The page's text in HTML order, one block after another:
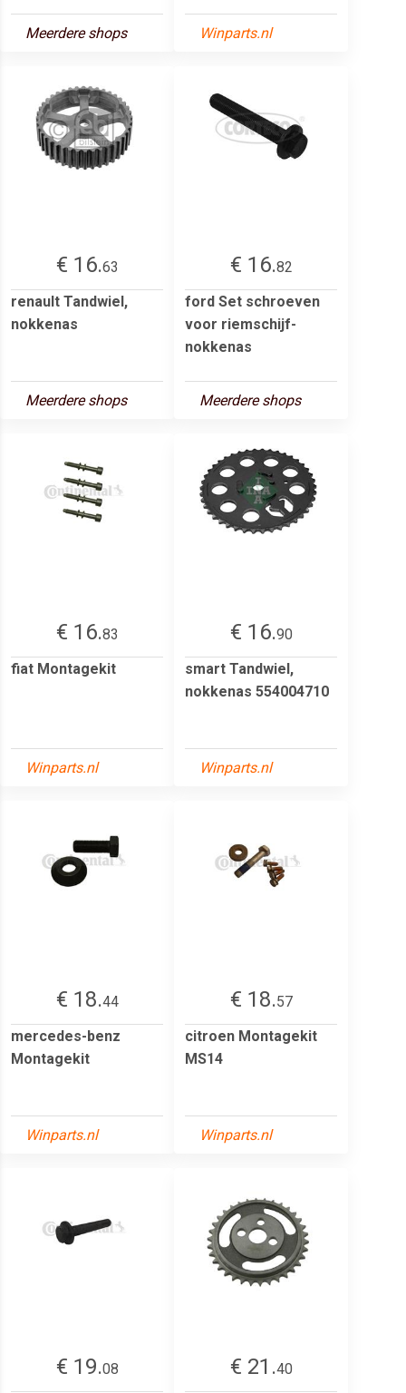
Meerdere shops Winparts.nl
€ 16.63
renault Tandwiel,
nokkenas
Meerdere shops
€ 16.82
ford Set schroeven
voor riemschijf-
nokkenas
Meerdere shops
€ 16.83
fiat Montagekit
Winparts.nl
€ 16.90
smart Tandwiel,
nokkenas 554004710
Winparts.nl
€ 18.44
mercedes-benz
Montagekit
Winparts.nl
€ 18.57
citroen Montagekit
MS14
Winparts.nl
€ 19.08
€ 21.40